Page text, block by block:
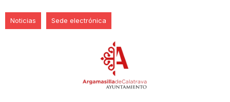
Noticias Sede electrónica